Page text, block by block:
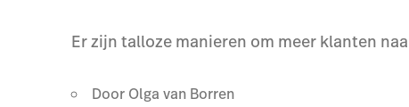
Er zijn talloze manieren om meer klanten
Door Olga van Borren